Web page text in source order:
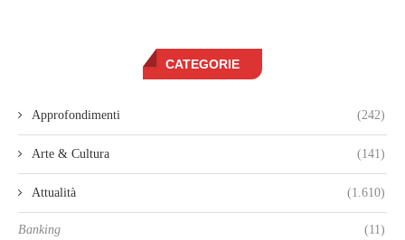
CATEGORIE
Approfondimenti (242)
Arte & Cultura (141)
Attualità (1.610)
Banking (11)